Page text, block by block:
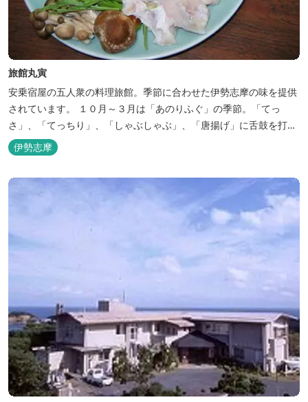
旅館丸寅
安乗宿屋の五人衆の料理旅館。季節に合わせた伊勢志摩の味を提供
されています。 １０月～３月は「あのりふぐ」の季節。「てっ
さ」、「てっちり」、「しゃぶしゃぶ」、「唐揚げ」に舌鼓を打っ
ていただけます。その他、クエマス、伊勢エビ料理もあり。
伊勢志摩